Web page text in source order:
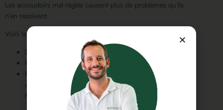
Les accoudoirs mal réglés causent plus de problèmes qu’ils
n’en résolvent.
Voici la méthode recommandée :
S’asseoir droit, bras le long du corps
Plier les bras à 90° (coudes le long du tronc)
Régler les accoudoirs pour qu’ils effleurent à peine le
dessous des coudes. Les coudes ne doivent pas reposer
fermement dessus en continu.